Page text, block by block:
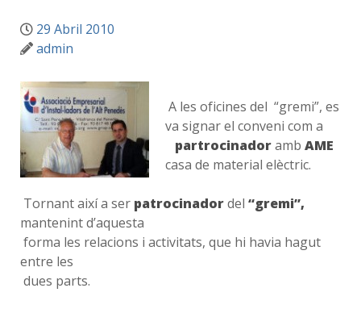
29 Abril 2010
admin
A les oficines del “gremi”, es
va signar el conveni com a
partrocinadoramb AME
casa de material elèctric.
Tornant així a ser patrocinadordel “gremi”,
mantenint d’aquesta
forma les relacions i activitats, que hi havia hagut
entre les
dues parts.